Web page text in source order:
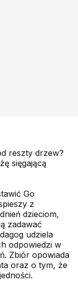
reszty drzew?
sięgającą
Go
z
dzieciom,
zadawać
udziela
odpowiedzi w
Zbiór opowiada
oraz o tym, że